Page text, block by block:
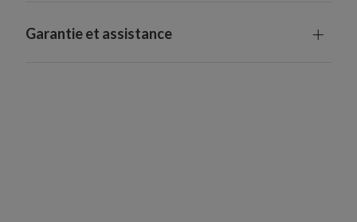
Garantie et assistance